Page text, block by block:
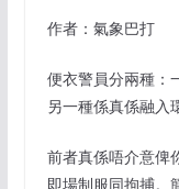
作者：氣象巴打
便衣警員分兩種：
另一種係真係融入
前者真係唔介意俾
即場制服同拘捕。